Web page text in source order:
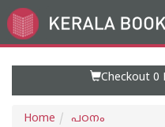
Go
to
Checkout 0
Home
പഠനം